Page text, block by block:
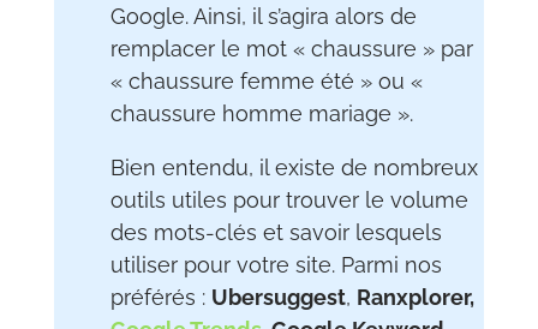
Google. Ainsi, il s’agira alors de
remplacer le mot « chaussure » par
« chaussure femme été » ou «
chaussure homme mariage ».
Bien entendu, il existe de nombreux
outils utiles pour trouver le volume
des mots-clés et savoir lesquels
utiliser pour votre site. Parmi nos
préférés : Ubersuggest, Ranxplorer,